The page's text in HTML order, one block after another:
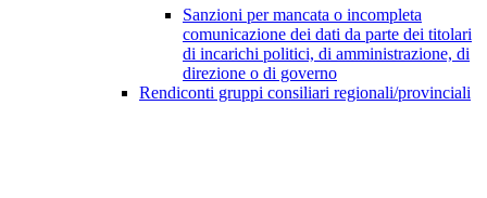
Sanzioni per mancata o incompleta
comunicazione dei dati da parte dei titolari
di incarichi politici, di amministrazione, di
direzione o di governo
Rendiconti gruppi consiliari regionali/provinciali